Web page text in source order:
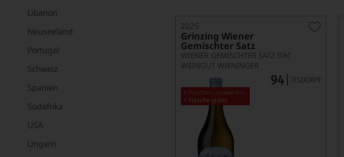
Libanon
Neuseeland
Portugal
Schweiz
Spanien
Südafrika
USA
Ungarn
2025
Grinzing Wiener
Gemischter Satz
WIENER GEMISCHTER SATZ DAC
WEINGUT WIENINGER
6 Flaschen auswählen -
1 Flasche gratis